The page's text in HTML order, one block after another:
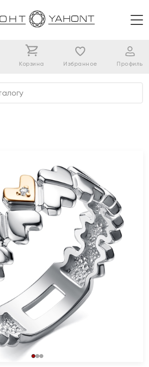
Корзина Избранное Профиль